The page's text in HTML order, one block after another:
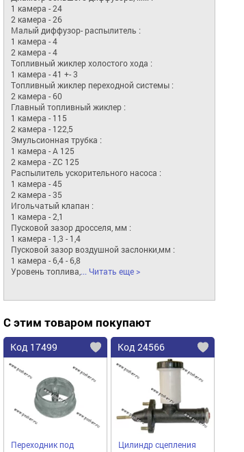
1 камера - 24
2 камера - 26
Малый диффузор- распылитель :
1 камера - 4
2 камера - 4
Топливный жиклер холостого хода :
1 камера - 41 +- 3
Топливный жиклер переходной системы :
2 камера - 60
Главный топливный жиклер :
1 камера - 115
2 камера - 122,5
Эмульсионная трубка :
1 камера - A 125
2 камера - ZC 125
Распылитель ускорительного насоса :
1 камера - 45
2 камера - 35
Игольчатый клапан :
1 камера - 2,1
Пусковой зазор дросселя, мм :
1 камера - 1,3 - 1,4
Пусковой зазор воздушной заслонки,мм :
1 камера - 6,4 - 6,8
Уровень топлива,... Читать еще >
С этим товаром покупают
Код 17499
Переходник под
Код 24566
Цилиндр сцепления